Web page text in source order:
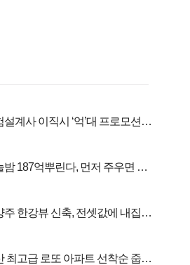
설계사 이직시 ‘억’대 프로모션!
밤 187억뿌린다, 먼저 주우면 최
주 한강뷰 신축, 전셋값에 내집마
최고급 로또 아파트 선착순 줍줍